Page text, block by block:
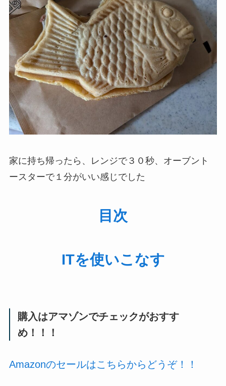
家に持ち帰ったら、レンジで３０秒、オーブント
ースターで１分がいい感じでした
目次
ITを使いこなす
購入はアマゾンでチェックがおすす
め！！！
Amazonのセールはこちらからどうぞ！！